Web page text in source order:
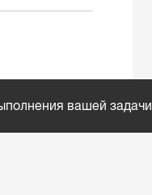
вашей задачи